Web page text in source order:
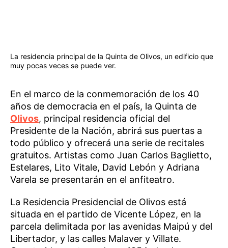
La residencia principal de la Quinta de Olivos, un edificio que
muy pocas veces se puede ver.
En el marco de la conmemoración de los 40
años de democracia en el país, la Quinta de
Olivos, principal residencia oficial del
Presidente de la Nación, abrirá sus puertas a
todo público y ofrecerá una serie de recitales
gratuitos. Artistas como Juan Carlos Baglietto,
Estelares, Lito Vitale, David Lebón y Adriana
Varela se presentarán en el anfiteatro.
La Residencia Presidencial de Olivos está
situada en el partido de Vicente López, en la
parcela delimitada por las avenidas Maipú y del
Libertador, y las calles Malaver y Villate.